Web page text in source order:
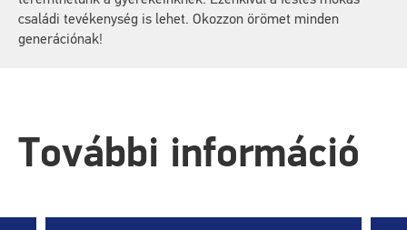
családi tevékenység is lehet. Okozzon örömet minden
generációnak!
További információ